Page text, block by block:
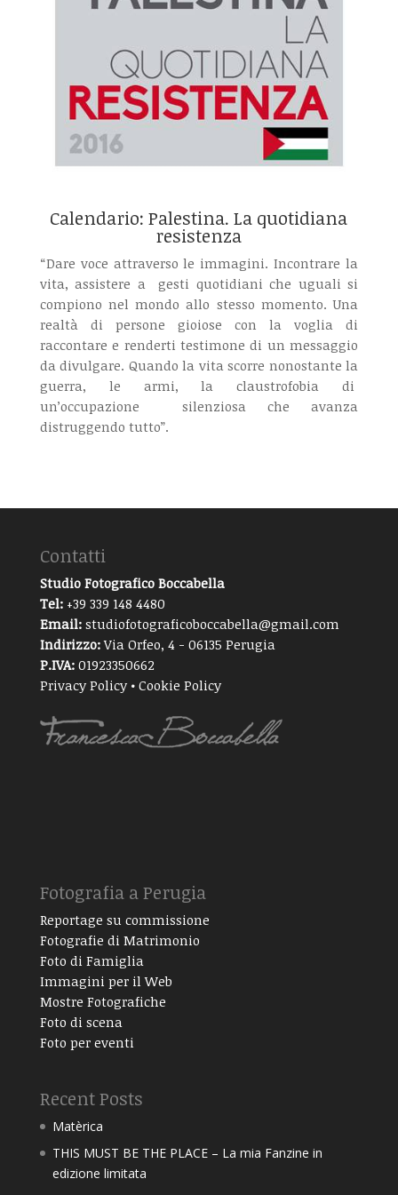
Calendario: Palestina. La quotidiana
resistenza
“Dare voce attraverso le immagini. Incontrare la
vita, assistere a gesti quotidiani che uguali si
compiono nel mondo allo stesso momento. Una
realtà di persone gioiose con la voglia di
raccontare e renderti testimone di un messaggio
da divulgare. Quando la vita scorre nonostante la
guerra, le armi, la claustrofobia di
un’occupazione silenziosa che avanza
distruggendo tutto”.
Contatti
Studio Fotografico Boccabella
Tel:+39 339 148 4480
Email: studiofotograficoboccabella@gmail.com
Indirizzo: Via Orfeo, 4 - 06135 Perugia
P.IVA: 01923350662
Privacy Policy• Cookie Policy
Fotografia a Perugia
Reportage su commissione
Fotografie di Matrimonio
Foto di Famiglia
Immagini per il Web
Mostre Fotografiche
Foto di scena
Foto per eventi
Recent Posts
Matèrica
THIS MUST BE THE PLACE – La mia Fanzine in
edizione limitata